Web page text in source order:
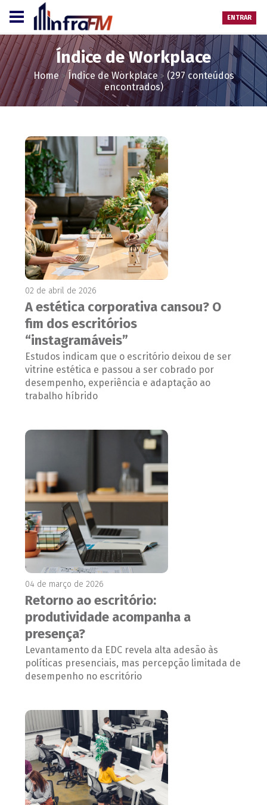
ENTRAR
Índice de Workplace
Home> Índice de Workplace > (297 conteúdos
encontrados)
02 de abril de 2026
A estética corporativa cansou? O
fim dos escritórios
“instagramáveis”
Estudos indicam que o escritório deixou de ser
vitrine estética e passou a ser cobrado por
desempenho, experiência e adaptação ao
trabalho híbrido
04 de março de 2026
Retorno ao escritório:
produtividade acompanha a
presença?
Levantamento da EDC revela alta adesão às
políticas presenciais, mas percepção limitada de
desempenho no escritório